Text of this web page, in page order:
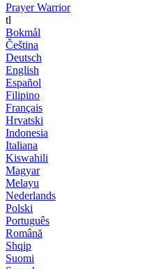
Prayer Warrior
tl
Bokmål
Čeština
Deutsch
English
Español
Filipino
Français
Hrvatski
Indonesia
Italiana
Kiswahili
Magyar
Melayu
Nederlands
Polski
Português
Română
Shqip
Suomi